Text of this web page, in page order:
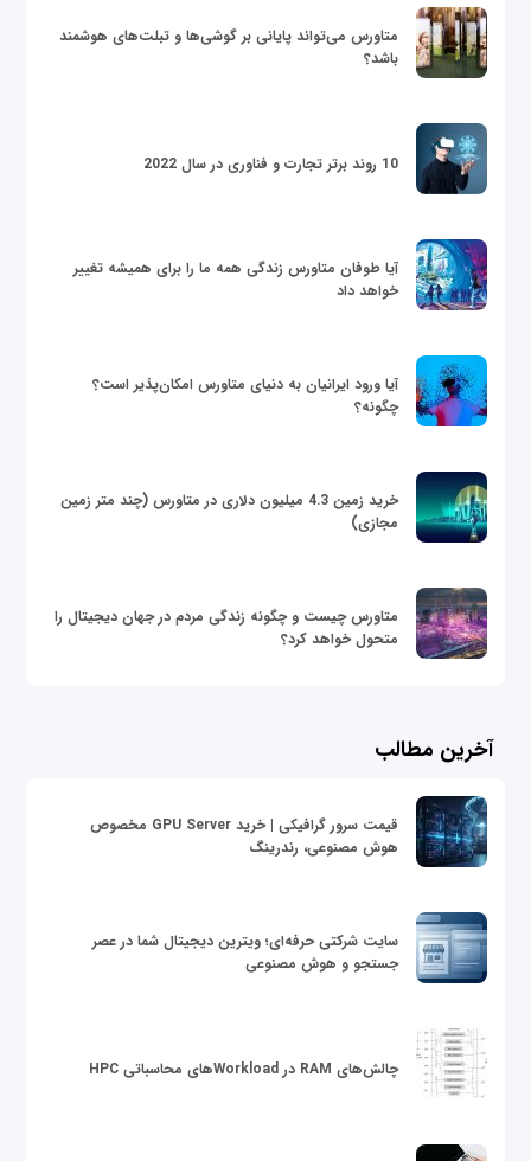
متاورس می‌تواند پایانی بر گوشی‌ها و تبلت‌های هوشمند
باشد؟
10 روند برتر تجارت و فناوری در سال 2022
آیا طوفان متاورس زندگی همه ما را برای همیشه تغییر
خواهد داد
آیا ورود ایرانیان به دنیای متاورس امکان‌پذیر است؟
چگونه؟
خرید زمین 4.3 میلیون دلاری در متاورس (چند متر زمین
مجازی)
متاورس چیست و چگونه زندگی مردم در جهان دیجیتال را
متحول خواهد کرد؟
آخرین مطالب
قیمت سرور گرافیکی | خرید GPU Server مخصوص
هوش مصنوعی، رندرینگ
سایت شرکتی حرفه‌ای؛ ویترین دیجیتال شما در عصر
جستجو و هوش مصنوعی
چالش‌های RAM در Workloadهای محاسباتی HPC